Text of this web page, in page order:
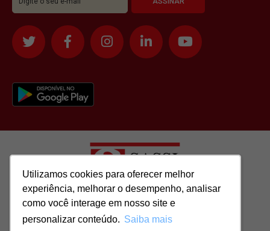
Utilizamos cookies para oferecer melhor
experiência, melhorar o desempenho, analisar
como você interage em nosso site e
personalizar conteúdo. Saiba mais
Utilizamos cookies para oferecer melhor
experiência, melhorar o desempenho, analisar
como você interage em nosso site e
personalizar conteúdo. Saiba mais
Todos os direitos reservados para: SASSI IMÓVEIS LTDA | CNPJ:
51.417.293/0001-48 | CRECI: J-04970/1